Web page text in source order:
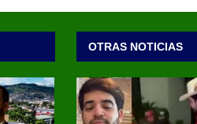
OTRAS NOTICIAS